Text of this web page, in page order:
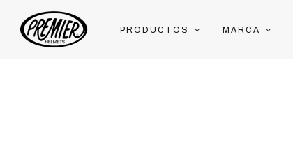
PRODUCTOS MARCA